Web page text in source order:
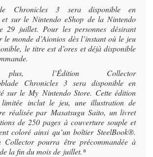
Chronicles 3 sera disponible en
et sur le Nintendo eShop de la Nintendo
29 juillet. Pour les personnes désirant
le monde d’Aionios dès l’instant où le jeu
le titre est d’ores et déjà disponible
l’Édition Collector
Chronicles 3 sera disponible en
sur le My Nintendo Store. Cette édition
limitée inclut le jeu, une illustration de
réalisée par Masatsugu Saito, un livret
de 250 pages à couverture souple et
coloré ainsi qu’un boîtier SteelBook®.
Collector pourra être précommandée à
la fin du mois de juillet.*